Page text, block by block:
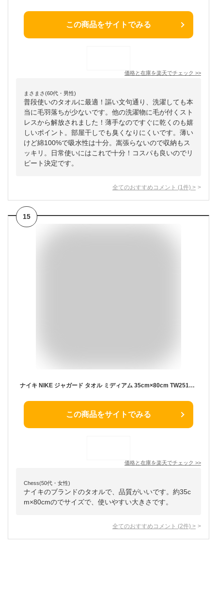
この商品をサイトでみる
価格と在庫を楽天でチェック >>
まさまさ(60代・男性)
普段使いのタオルに最適！謳い文句通り、洗濯しても本
当に毛羽落ちが少ないです。他の洗濯物に毛が付くスト
レスから解放されました！薄手なのですぐに乾くのも嬉
しいポイント。部屋干しでも臭くなりにくいです。薄い
けど綿100%で吸水性は十分。嵩張らないので収納もス
ッキリ。日常使いにはこれで十分！コスパも良いのでリ
ピート決定です。
全てのおすすめコメント (1 件) >
15
ナイキ NIKE ジャガード タオル ミディアム 35cm×80cm TW2517(136)ホワイト ブラック スポーツ 卒団 贈答 記念品
この商品をサイトでみる
価格と在庫を楽天でチェック >>
Chess(50代・女性)
ナイキのブランドのタオルで、品質がいいです。約35c
m×80cmのでサイズで、使いやすい大きさです。
全てのおすすめコメント (2件) >